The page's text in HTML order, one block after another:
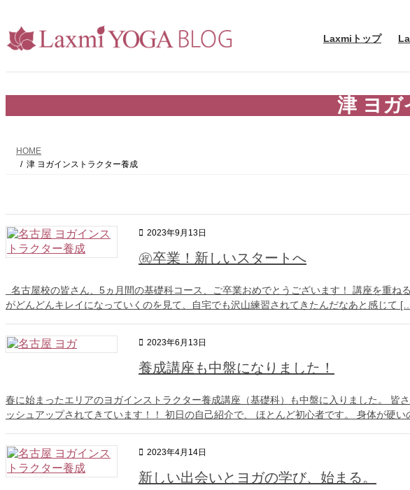
テ
キ
ゲ
に
Laxmiトップ
津 ヨガ
HOME
津 ヨガインストラクター養成
2023年9月13日
㊗卒業！新しいスタートへ
名古屋校の皆さん、5ヵ月間の基礎科コース、ご卒業おめでとうございます！ 講座を重ね
がどんどんキレイになっていくのを見て、自宅でも沢山練習されてきたんだなあと感じて
2023年6月13日
養成講座も中盤になりました！
春に始まったエリアのヨガインストラクター養成講座（基礎科）も中盤に入りました。 皆
ッシュアップされてきています！！ 初日の自己紹介で、 ほとんど初心者です。 身体が硬
2023年4月14日
新しい出会いとヨガの学び、始まる。